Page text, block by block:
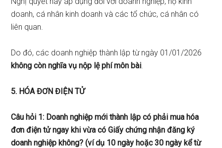
doanh, cá nhân kinh doanh và các tổ chức, cá nhân có
liên quan.
Do đó, các doanh nghiệp thành lập từ ngày 01/01/2026
không còn nghĩa vụ nộp lệ phí môn bài.
5. HÓA ĐƠN ĐIỆN TỬ
Câu hỏi 1: Doanh nghiệp mới thành lập có phải mua hóa
đơn điện tử ngay khi vừa có Giấy chứng nhận đăng ký
doanh nghiệp không? (ví dụ 10 ngày hoặc 30 ngày kể từ